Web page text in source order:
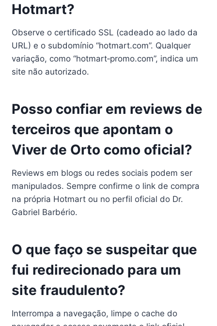
Hotmart?
Observe o certificado SSL (cadeado ao lado da
URL) e o subdomínio “hotmart.com”. Qualquer
variação, como “hotmart‑promo.com”, indica um
site não autorizado.
Posso confiar em reviews de
terceiros que apontam o
Viver de Orto como oficial?
Reviews em blogs ou redes sociais podem ser
manipulados. Sempre confirme o link de compra
na própria Hotmart ou no perfil oficial do Dr.
Gabriel Barbério.
O que faço se suspeitar que
fui redirecionado para um
site fraudulento?
Interrompa a navegação, limpe o cache do